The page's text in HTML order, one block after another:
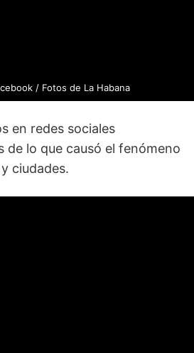
/ Fotos de La Habana
en redes sociales
lo que causó el fenómeno
ciudades.